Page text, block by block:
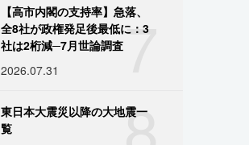
7
【高市内閣の支持率】急落、
全8社が政権発足後最低に：3
社は2桁減─7月世論調査
2026.07.31
東日本大震災以降の大地震一
覧